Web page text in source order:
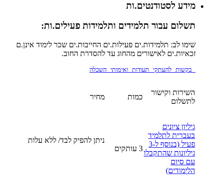
מידע לסטודנטים.ות
תשלום עבור תלמידים ותלמידות פעילים.ות:
שימו לב: תלמידות.ים פעילות.ים החייבות.ים שכר לימוד אינן.ם
זכאיות.ים לאישורים מהחוג עד להסדרת החוב.
בקשות להעתקי תעודות ואימותי השכלה
השירות וקישור
לתשלום
כמות מחיר
גיליון ציונים
בעברית לתלמיד
פעיל (בנוסף ל-3
גיליונות שהתקבלו
עם סיום
הלימודים)
3 עותקים
ניתן להפיק לבד/ ללא עלות